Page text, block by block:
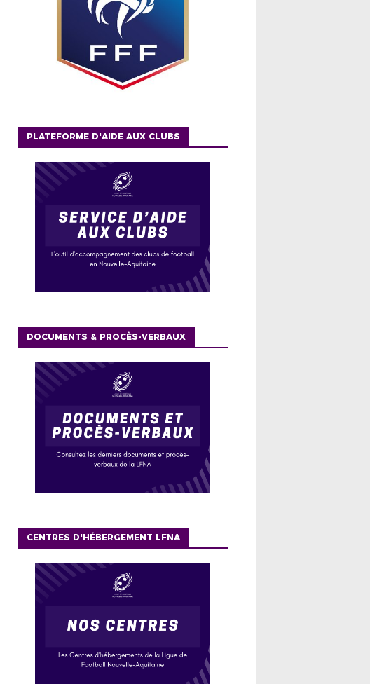
PLATEFORME D'AIDE AUX CLUBS
DOCUMENTS & PROCÈS-VERBAUX
CENTRES D'HÉBERGEMENT LFNA